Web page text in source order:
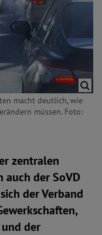
macht deutlich, wie
müssen. Foto:
zentralen
auch der SoVD
der Verband
der